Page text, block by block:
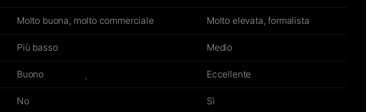
Molto buona, molto commerciale Molto elevata, formalista
Più basso Medio
Buono Eccellente
No Sì